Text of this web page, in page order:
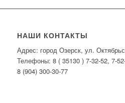
НАШИ КОНТАКТЫ
Адрес: город Озерск, ул.
Телефоны: 8 ( 35130 ) 7-32-52, 7-
8 (904) 300-30-77